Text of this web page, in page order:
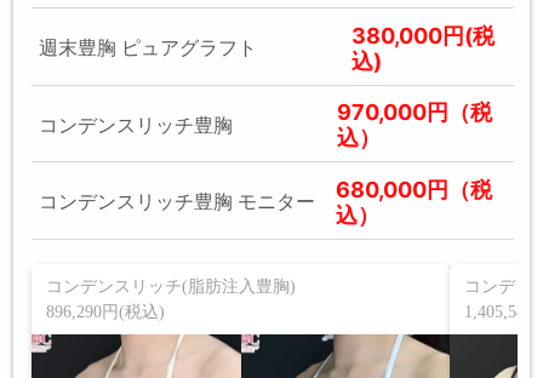
週末豊胸 ピュアグラフト
380,000円(税
込)
コンデンスリッチ豊胸
970,000円（税
込）
コンデンスリッチ豊胸 モニター
680,000円（税
込）
コンデンスリッチ(脂肪注入豊胸)
896,290円(税込)
コンデン
1,405,540